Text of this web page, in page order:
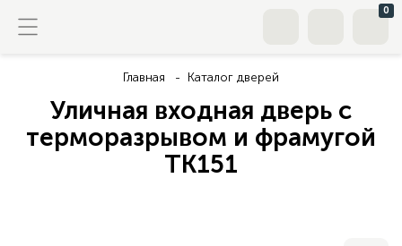
0
Главная Каталог дверей
Уличная входная дверь с
терморазрывом и фрамугой
TK151